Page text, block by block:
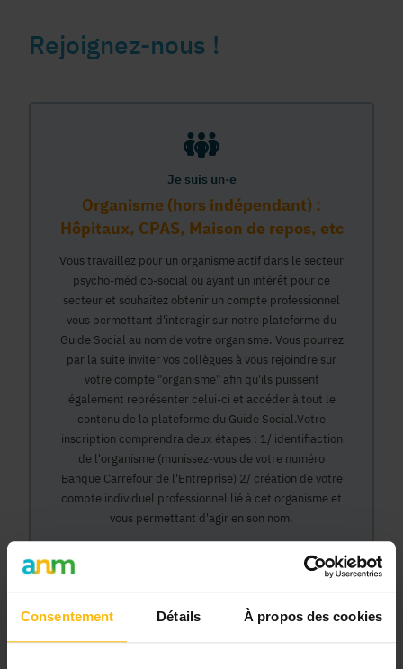
Consentement Détails À propos des cookies
Rejoignez-nous !
Je suis un·e
Organisme (hors indépendant) :
Hôpitaux, CPAS, Maison de repos, etc
Vous travaillez pour un organisme actif dans le secteur
psycho-médico-social ou ayant un intérêt pour ce
secteur et souhaitez obtenir un compte professionnel
vous permettant d'interagir sur notre plateforme du
Guide Social au nom de votre organisme. Vous pourrez
par la suite inviter vos collègues à vous rejoindre sur
votre compte "organisme" afin qu'ils puissent
également représenter celui-ci et accéder à tout le
contenu de la plateforme du Guide Social.Votre
inscription comprendra deux étapes : 1/ identifiaction
de l'organisme (munissez-vous de votre numéro
Banque Carrefour de l'Entreprise) 2/ création de votre
compte individuel professionnel lié à cet organisme et
vous permettant d'agir en son nom.